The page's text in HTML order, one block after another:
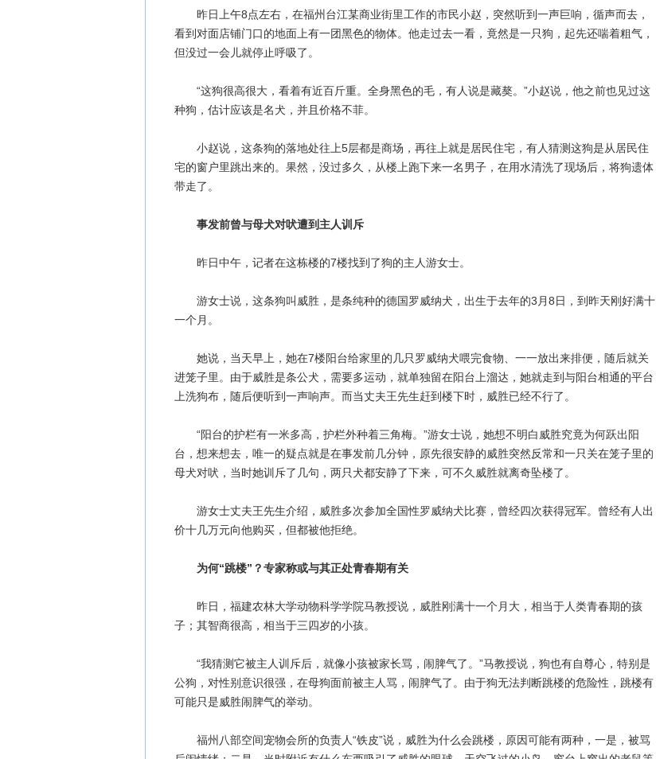
昨日上午8点左右，在福州台江某商业街里工作的市民小赵，突然听到一声巨响，循声而去，
看到对面店铺门口的地面上有一团黑色的物体。他走过去一看，竟然是一只狗，起先还喘着粗气，
但没过一会儿就停止呼吸了。
“这狗很高很大，看着有近百斤重。全身黑色的毛，有人说是藏獒。”小赵说，他之前也见过这
种狗，估计应该是名犬，并且价格不菲。
小赵说，这条狗的落地处往上5层都是商场，再往上就是居民住宅，有人猜测这狗是从居民住
宅的窗户里跳出来的。果然，没过多久，从楼上跑下来一名男子，在用水清洗了现场后，将狗遗体
带走了。
事发前曾与母犬对吠遭到主人训斥
昨日中午，记者在这栋楼的7楼找到了狗的主人游女士。
游女士说，这条狗叫威胜，是条纯种的德国罗威纳犬，出生于去年的3月8日，到昨天刚好满十
一个月。
她说，当天早上，她在7楼阳台给家里的几只罗威纳犬喂完食物、一一放出来排便，随后就关
进笼子里。由于威胜是条公犬，需要多运动，就单独留在阳台上溜达，她就走到与阳台相通的平台
上洗狗布，随后便听到一声响声。而当丈夫王先生赶到楼下时，威胜已经不行了。
“阳台的护栏有一米多高，护栏外种着三角梅。”游女士说，她想不明白威胜究竟为何跃出阳
台，想来想去，唯一的疑点就是在事发前几分钟，原先很安静的威胜突然反常和一只关在笼子里的
母犬对吠，当时她训斥了几句，两只犬都安静了下来，可不久威胜就离奇坠楼了。
游女士丈夫王先生介绍，威胜多次参加全国性罗威纳犬比赛，曾经四次获得冠军。曾经有人出
价十几万元向他购买，但都被他拒绝。
为何“跳楼”？专家称或与其正处青春期有关
昨日，福建农林大学动物科学学院马教授说，威胜刚满十一个月大，相当于人类青春期的孩
子；其智商很高，相当于三四岁的小孩。
“我猜测它被主人训斥后，就像小孩被家长骂，闹脾气了。”马教授说，狗也有自尊心，特别是
公狗，对性别意识很强，在母狗面前被主人骂，闹脾气了。由于狗无法判断跳楼的危险性，跳楼有
可能只是威胜闹脾气的举动。
福州八部空间宠物会所的负责人“铁皮”说，威胜为什么会跳楼，原因可能有两种，一是，被骂